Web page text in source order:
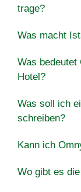
trage?
Was macht
Was bedeutet
Hotel?
Was soll ich
schreiben?
Kann ich
Wo gibt es